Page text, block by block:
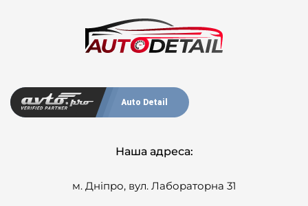
Auto Detail
Наша адреса:
м. Дніпро, вул. Лабораторна 31